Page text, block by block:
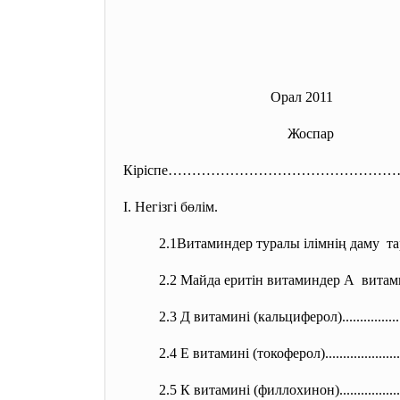
Орал 2011
Жоспар
І. Негізгі бөлім.
2.1Витаминдер туралы ілімнің даму
2.2 Майда еритін витаминдер А
2.3 Д витамині
2.4 Е витамині (токоферол)...................
2.5 К витамині